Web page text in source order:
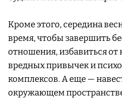
Кроме этого, середина
время, чтобы завершить
отношения, избавиться
вредных привычек и
комплексов. А еще —
окружающем